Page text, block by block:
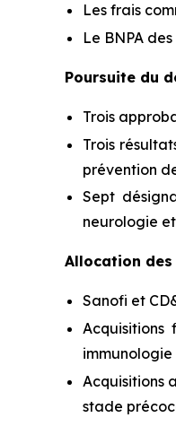
Les frais
Le BNPA
Poursuite du
Trois
Trois
prévention
Sept
neurologie
Allocation
Sanofi et
Acquisitions
immunologie
Acquisitions
stade